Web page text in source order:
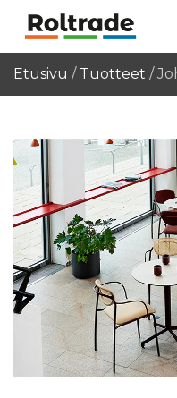
Etusivu / Tuotteet /